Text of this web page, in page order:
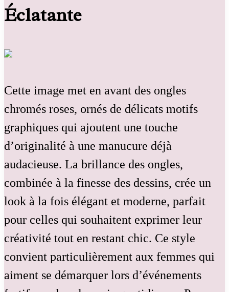
Éclatante
Cette image met en avant des ongles
chromés roses, ornés de délicats motifs
graphiques qui ajoutent une touche
d’originalité à une manucure déjà
audacieuse. La brillance des ongles,
combinée à la finesse des dessins, crée un
look à la fois élégant et moderne, parfait
pour celles qui souhaitent exprimer leur
créativité tout en restant chic. Ce style
convient particulièrement aux femmes qui
aiment se démarquer lors d’événements